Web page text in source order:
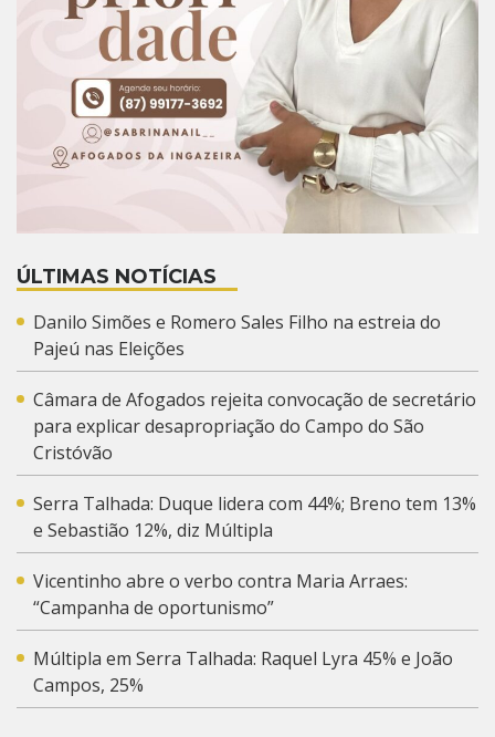
ÚLTIMAS NOTÍCIAS
Danilo Simões e Romero Sales Filho na estreia do
Pajeú nas Eleições
Câmara de Afogados rejeita convocação de secretário
para explicar desapropriação do Campo do São
Cristóvão
Serra Talhada: Duque lidera com 44%; Breno tem 13%
e Sebastião 12%, diz Múltipla
Vicentinho abre o verbo contra Maria Arraes:
“Campanha de oportunismo”
Múltipla em Serra Talhada: Raquel Lyra 45% e João
Campos, 25%